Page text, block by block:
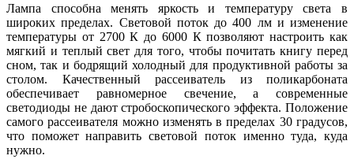
Лампа способна менять яркость и температуру света в
широких пределах. Световой поток до 400 лм и изменение
температуры от 2700 К до 6000 К позволяют настроить как
мягкий и теплый свет для того, чтобы почитать книгу перед
сном, так и бодрящий холодный для продуктивной работы за
столом. Качественный рассеиватель из поликарбоната
обеспечивает равномерное свечение, а современные
светодиоды не дают стробоскопического эффекта. Положение
самого рассеивателя можно изменять в пределах 30 градусов,
что поможет направить световой поток именно туда, куда
нужно.